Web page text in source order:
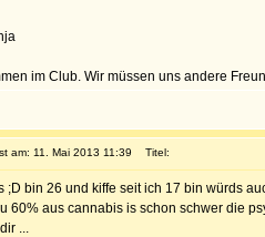
im Club. Wir müssen uns andere
am: 11. Mai 2013 11:39 Titel:
;D bin 26 und kiffe seit ich 17 bin würds
60% aus cannabis is schon schwer die
...